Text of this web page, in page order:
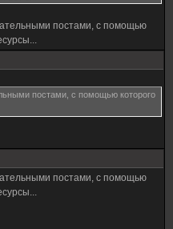
постами, с помощью
постами, с помощью которого
постами, с помощью